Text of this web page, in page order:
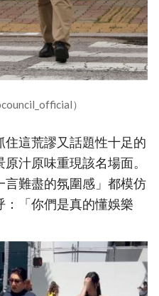
）
這荒謬又話題性十足的
汁原味重現該名場面。
難盡的氛圍感」都模仿
「你們是真的懂娛樂